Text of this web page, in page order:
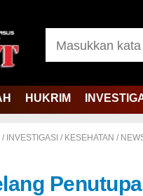
HUKRIM
/ INVESTIGASI / KESEHATAN /